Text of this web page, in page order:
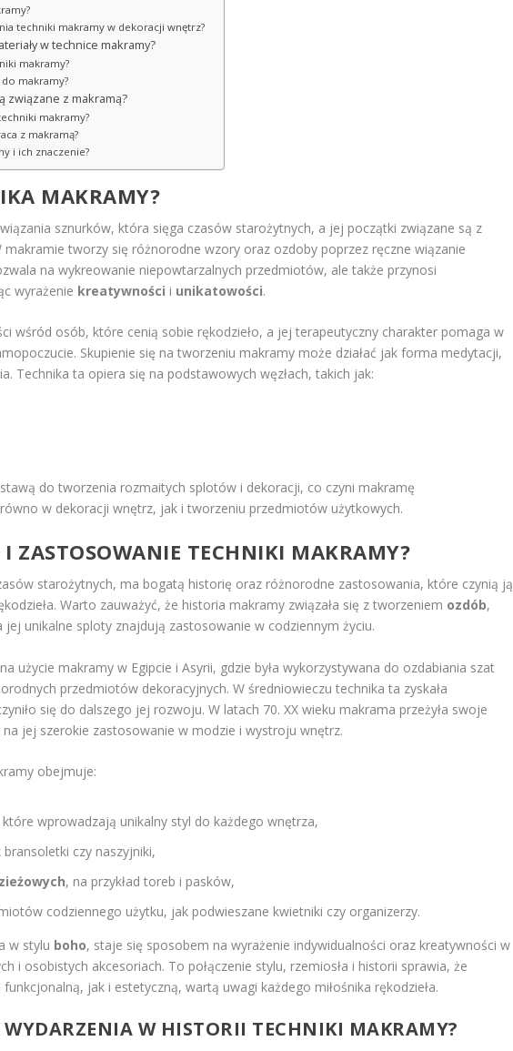
techniki makramy w dekoracji wnętrz?
w technice makramy?
makramy?
makramy?
związane z makramą?
makramy?
z makramą?
i ich znaczenie?
MAKRAMY?
sznurków, która sięga czasów starożytnych, a jej początki związane są z
makramie tworzy się różnorodne wzory oraz ozdoby poprzez ręczne wiązanie
na wykreowanie niepowtarzalnych przedmiotów, ale także przynosi
wyrażenie kreatywności i unikatowości.
wśród osób, które cenią sobie rękodzieło, a jej terapeutyczny charakter pomaga w
Skupienie się na tworzeniu makramy może działać jak forma medytacji,
Technika ta opiera się na podstawowych węzłach, takich jak:
do tworzenia rozmaitych splotów i dekoracji, co czyni makramę
w dekoracji wnętrz, jak i tworzeniu przedmiotów użytkowych.
I ZASTOSOWANIE TECHNIKI MAKRAMY?
starożytnych, ma bogatą historię oraz różnorodne zastosowania, które czynią ją
Warto zauważyć, że historia makramy związała się z tworzeniem ozdób,
unikalne sploty znajdują zastosowanie w codziennym życiu.
użycie makramy w Egipcie i Asyrii, gdzie była wykorzystywana do ozdabiania szat
przedmiotów dekoracyjnych. W średniowieczu technika ta zyskała
się do dalszego jej rozwoju. W latach 70. XX wieku makrama przeżyła swoje
na jej szerokie zastosowanie w modzie i wystroju wnętrz.
obejmuje:
które wprowadzają unikalny styl do każdego wnętrza,
czy naszyjniki,
, na przykład toreb i pasków,
codziennego użytku, jak podwieszane kwietniki czy organizerzy.
w stylu boho, staje się sposobem na wyrażenie indywidualności oraz kreatywności w
i osobistych akcesoriach. To połączenie stylu, rzemiosła i historii sprawia, że
jak i estetyczną, wartą uwagi każdego miłośnika rękodzieła.
WYDARZENIA W HISTORII TECHNIKI MAKRAMY?